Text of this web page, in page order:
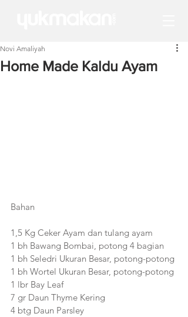
Home Made Kaldu Ayam
Novi Amaliyah
Bahan
1,5 Kg Ceker Ayam dan tulang ayam
1 bh Bawang Bombai, potong 4 bagian
1 bh Seledri Ukuran Besar, potong-potong
1 bh Wortel Ukuran Besar, potong-potong
1 lbr Bay Leaf
7 gr Daun Thyme Kering
4 btg Daun Parsley